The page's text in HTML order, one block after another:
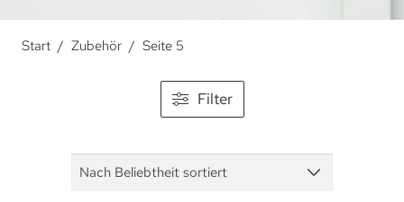
Start / Zubehör / Seite 5
Filter